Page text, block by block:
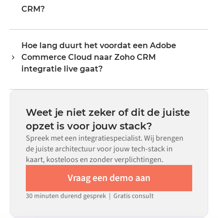
prijzen en statusupdates. De transformatorlogica van
in het formaat dat elk systeem verwacht.
CRM?
marketplace bestaan, configureer je de integratie via een
visuele interface zonder aangepaste code te schrijven,
inclusief veldmapping, triggerlogica en foutafhandeling.
configuratie alleen niet aan de vereisten voldoet.
Hoe lang duurt het voordat een Adobe
Commerce Cloud naar Zoho CRM
integratie live gaat?
maanden live, afhankelijk van de complexiteit van de
datamapping, het aantal vereiste flows en je interne
beoordelingsproces. Voor veel systemen zijn er kant-en-
klare connectoren beschikbaar in de Alumio
marketplace, wat de insteltijd aanzienlijk verkort.
Weet je niet zeker of dit de juiste
opzet is voor jouw stack?
Spreek met een integratiespecialist. Wij brengen
de juiste architectuur voor jouw tech-stack in
kaart, kosteloos en zonder verplichtingen.
Vraag een demo aan
30 minuten durend gesprek | Gratis consult